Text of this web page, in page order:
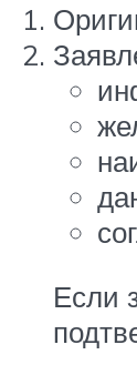
Если